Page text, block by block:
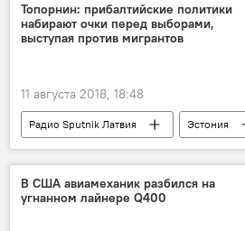
Топорнин: прибалтийские политики
набирают очки перед выборами,
выступая против мигрантов
11 августа 2018, 18:48
Радио Sputnik Латвия
Эстония
Николай Топорнин
Евросоюз
мигранты
миграционная политика
граница
В США авиамеханик разбился на
угнанном лайнере Q400